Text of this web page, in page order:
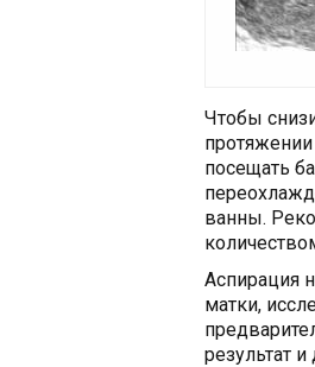
Чтобы
посещать
ванны.
Аспирация
матки,
результат